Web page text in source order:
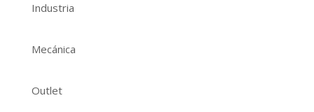
Industria
Mecánica
Outlet